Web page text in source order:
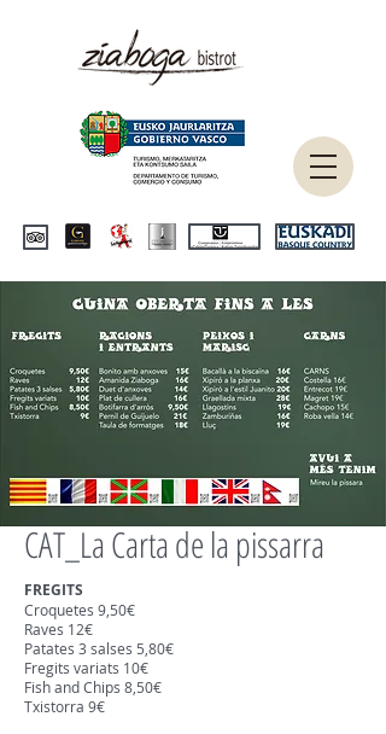
CAT_La Carta de la pissarra
FREGITS
Croquetes 9,50€
Raves 12€
Patates 3 salses 5,80€
Fregits variats 10€
Fish and Chips 8,50€
Txistorra 9€